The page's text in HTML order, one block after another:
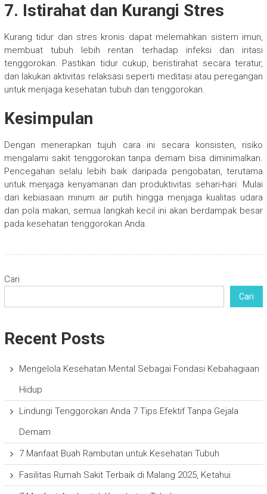
7. Istirahat dan Kurangi Stres
Kurang tidur dan stres kronis dapat melemahkan sistem imun,
membuat tubuh lebih rentan terhadap infeksi dan iritasi
tenggorokan. Pastikan tidur cukup, beristirahat secara teratur,
dan lakukan aktivitas relaksasi seperti meditasi atau peregangan
untuk menjaga kesehatan tubuh dan tenggorokan.
Kesimpulan
Dengan menerapkan tujuh cara ini secara konsisten, risiko
mengalami sakit tenggorokan tanpa demam bisa diminimalkan.
Pencegahan selalu lebih baik daripada pengobatan, terutama
untuk menjaga kenyamanan dan produktivitas sehari-hari. Mulai
dari kebiasaan minum air putih hingga menjaga kualitas udara
dan pola makan, semua langkah kecil ini akan berdampak besar
pada kesehatan tenggorokan Anda.
Cari
Cari
Recent Posts
Mengelola Kesehatan Mental Sebagai Fondasi Kebahagiaan
Hidup
Lindungi Tenggorokan Anda 7 Tips Efektif Tanpa Gejala
Demam
7 Manfaat Buah Rambutan untuk Kesehatan Tubuh
Fasilitas Rumah Sakit Terbaik di Malang 2025, Ketahui